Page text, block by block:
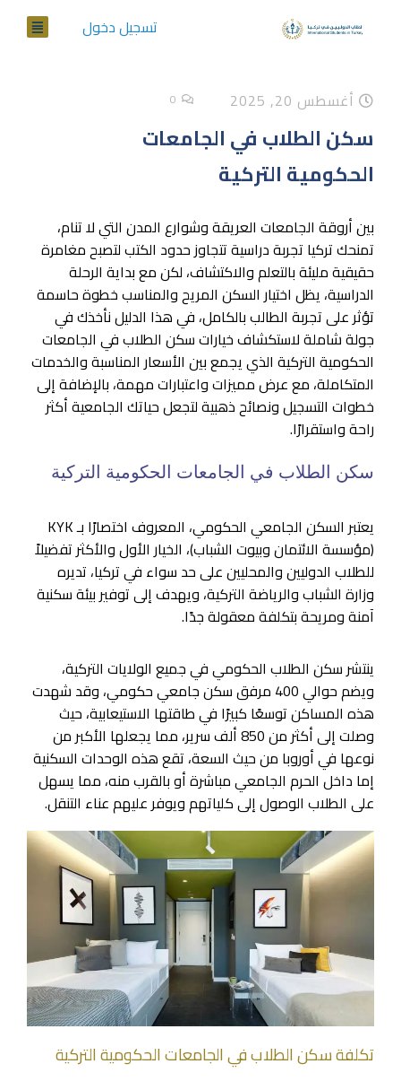
تسجيل دخول
أغسطس 20, 2025 0
سكن الطلاب في الجامعات
الحكومية التركية
بين أروقة الجامعات العريقة وشوارع المدن التي لا تنام،
تمنحك تركيا تجربة دراسية تتجاوز حدود الكتب لتصبح مغامرة
حقيقية مليئة بالتعلم والاكتشاف، لكن مع بداية الرحلة
الدراسية، يظل اختيار السكن المريح والمناسب خطوة حاسمة
تؤثر على تجربة الطالب بالكامل، في هذا الدليل نأخذك في
جولة شاملة لاستكشاف خيارات سكن الطلاب في الجامعات
الحكومية التركية الذي يجمع بين الأسعار المناسبة والخدمات
المتكاملة، مع عرض مميزات واعتبارات مهمة، بالإضافة إلى
خطوات التسجيل ونصائح ذهبية لتجعل حياتك الجامعية أكثر
راحة واستقرارًا.
سكن الطلاب في الجامعات الحكومية التركية
يعتبر السكن الجامعي الحكومي، المعروف اختصارًا بـ KYK
(مؤسسة الائتمان وبيوت الشباب)، الخيار الأول والأكثر تفضيلاً
للطلاب الدوليين والمحليين على حد سواء في تركيا، تديره
وزارة الشباب والرياضة التركية، ويهدف إلى توفير بيئة سكنية
آمنة ومريحة بتكلفة معقولة جدًا.
ينتشر سكن الطلاب الحكومي في جميع الولايات التركية،
ويضم حوالي 400 مرفق سكن جامعي حكومي، وقد شهدت
هذه المساكن توسعًا كبيرًا في طاقتها الاستيعابية، حيث
وصلت إلى أكثر من 850 ألف سرير، مما يجعلها الأكبر من
نوعها في أوروبا من حيث السعة، تقع هذه الوحدات السكنية
إما داخل الحرم الجامعي مباشرة أو بالقرب منه، مما يسهل
على الطلاب الوصول إلى كلياتهم ويوفر عليهم عناء التنقل.
تكلفة سكن الطلاب في الجامعات الحكومية التركية